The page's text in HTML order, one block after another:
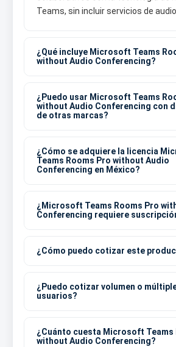
Teams, sin incluir servicios de
¿Qué incluye Microsoft Teams
without Audio Conferencing?
¿Puedo usar Microsoft Teams
without Audio Conferencing con
de otras marcas?
¿Cómo se adquiere la licencia
Teams Rooms Pro without Audio
Conferencing en México?
¿Microsoft Teams Rooms Pro
Conferencing requiere
¿Cómo puedo cotizar este
¿Puedo cotizar volumen o
usuarios?
¿Cuánto cuesta Microsoft Teams
without Audio Conferencing?